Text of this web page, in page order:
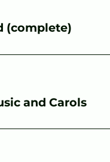
(complete)
and Carols